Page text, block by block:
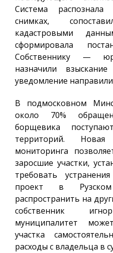
Система
снимках,
кадастровыми
сформировала
Собственнику —
назначили
уведомление направили
В подмосковном
около 70%
борщевика
территорий.
мониторинга
заросшие участки,
требовать
проект в
распространить на
собственник
муниципалитет
участка
расходы с владельца в